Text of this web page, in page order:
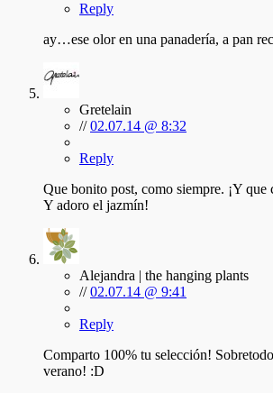
Reply
ay…ese olor en una panadería, a pan
Gretelain
//02.07.14 @ 8:32
Reply
Que bonito post, como siempre. ¡Y
Y adoro el jazmín!
Alejandra | the hanging plants
//02.07.14 @ 9:41
Reply
Comparto 100% tu selección!
verano! :D